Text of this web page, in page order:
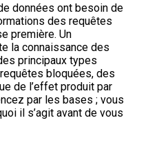
données ont besoin de
des requêtes
première. Un
la connaissance des
principaux types
bloquées, des
de l’effet produit par
par les bases ; vous
il s’agit avant de vous